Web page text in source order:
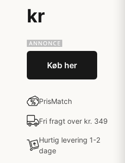
kr
Køb her
PrisMatch
Fri fragt over kr. 349
Hurtig levering 1-2
dage